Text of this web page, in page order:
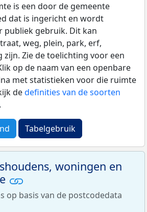
is een door de gemeente
dat is ingericht en wordt
publiek gebruik. Dit kan
weg, plein, park, erf,
Zie de toelichting voor een
op de naam van een openbare
met statistieken voor die ruimte
dedefinities van de soorten
.
Tabelgebruik
woningen en
op basis van de postcodedata